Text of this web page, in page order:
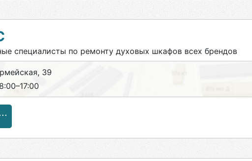
специалисты по ремонту духовых шкафов всех брендов
39